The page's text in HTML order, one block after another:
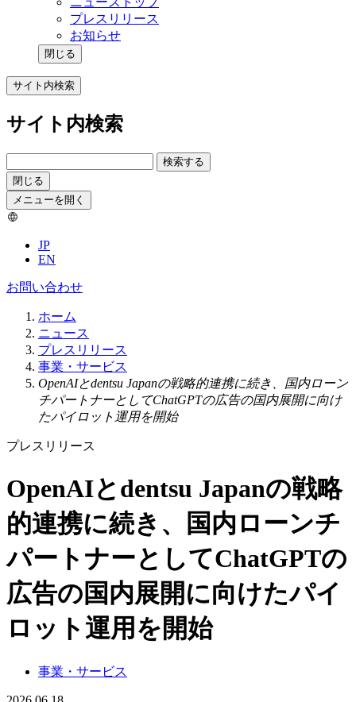
プレスリリース
お知らせ
閉じる
サイト内検索
サイト内検索
検索する
閉じる
メニューを開く
JP
EN
お問い合わせ
ホーム
ニュース
プレスリリース
事業・サービス
OpenAIとdentsu Japanの戦略的連携に続き、国内ローン
チパートナーとしてChatGPTの広告の国内展開に向け
たパイロット運用を開始
プレスリリース
OpenAIとdentsu Japanの戦略
的連携に続き、国内ローンチ
パートナーとしてChatGPTの
広告の国内展開に向けたパイ
ロット運用を開始
事業・サービス